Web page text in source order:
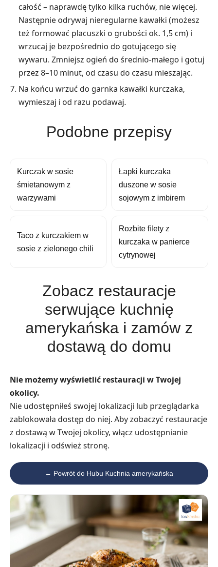
całość – naprawdę tylko kilka ruchów, nie więcej.
Następnie odrywaj nieregularne kawałki (możesz
też formować placuszki o grubości ok. 1,5 cm) i
wrzucaj je bezpośrednio do gotującego się
wywaru. Zmniejsz ogień do średnio-małego i gotuj
przez 8–10 minut, od czasu do czasu mieszając.
Na końcu wrzuć do garnka kawałki kurczaka,
wymieszaj i od razu podawaj.
Podobne przepisy
Kurczak w sosie
śmietanowym z
warzywami
Łapki kurczaka
duszone w sosie
sojowym z imbirem
Taco z kurczakiem w
sosie z zielonego chili
Rozbite filety z
kurczaka w panierce
cytrynowej
Zobacz restauracje
serwujące kuchnię
amerykańska i zamów z
dostawą do domu
Nie możemy wyświetlić restauracji w Twojej
okolicy.
Nie udostępniłeś swojej lokalizacji lub przeglądarka
zablokowała dostęp do niej. Aby zobaczyć restauracje
z dostawą w Twojej okolicy, włącz udostępnianie
lokalizacji i odśwież stronę.
← Powrót do Hubu Kuchnia amerykańska